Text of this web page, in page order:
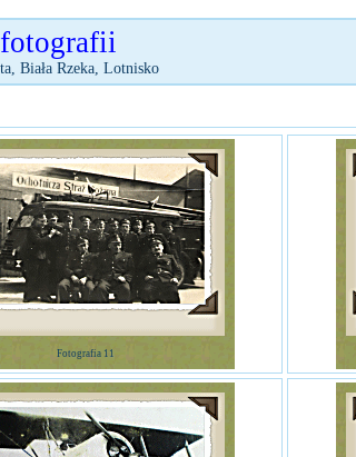
Biała Rzeka, Lotnisko
Fotografia 11